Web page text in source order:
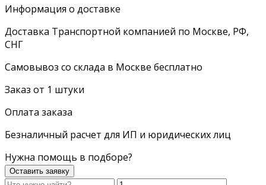
Информация о доставке
Доставка Транспортной компанией по Москве, РФ,
СНГ
Самовывоз со склада в Москве бесплатно
Заказ от 1 штуки
Оплата заказа
Безналичный расчет для ИП и юридических лиц
Нужна помощь в подборе?
Оставить заявку